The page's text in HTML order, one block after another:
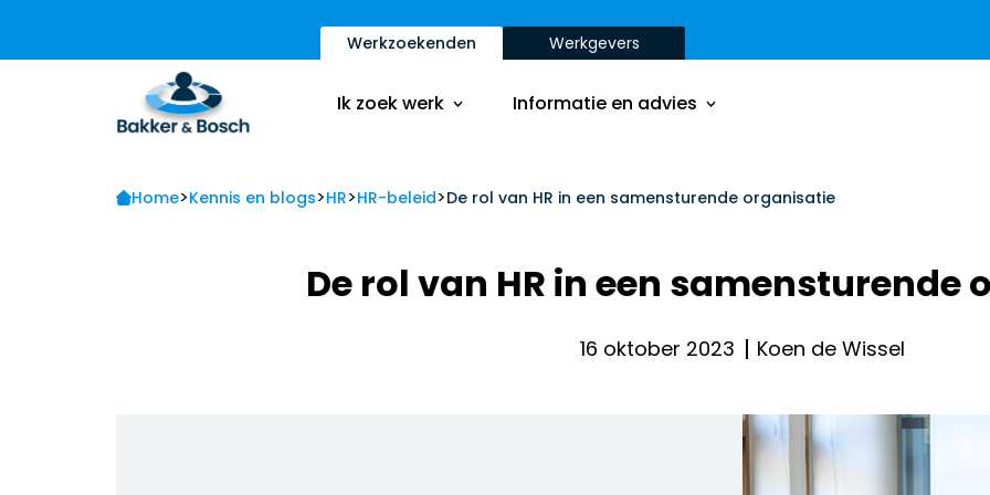
Werkzoekenden Werkgevers
Ik zoek werk
Vacatures
Sollicitatietips
Informatie en advies
Onze aanpak
Onze opdrachtgevers
Vacatures
Inschrijfformulier
Onze aanpak
Onze dienstverbanden
Home>Kennis en blogs>HR>HR-beleid>De rol van HR in een samensturende organisatie
De rol van HR in een samensturende
16 oktober 2023 Koen de Wissel